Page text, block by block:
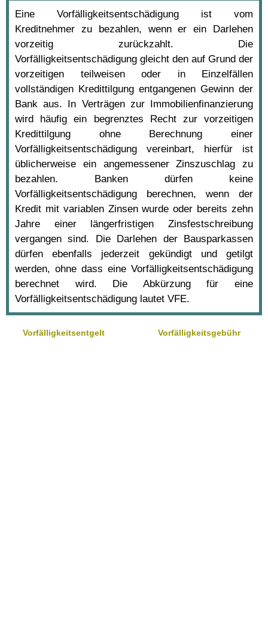
Eine Vorfälligkeitsentschädigung ist vom
Kreditnehmer zu bezahlen, wenn er ein Darlehen
vorzeitig zurückzahlt. Die
Vorfälligkeitsentschädigung gleicht den auf Grund der
vorzeitigen teilweisen oder in Einzelfällen
vollständigen Kredittilgung entgangenen Gewinn der
Bank aus. In Verträgen zur Immobilienfinanzierung
wird häufig ein begrenztes Recht zur vorzeitigen
Kredittilgung ohne Berechnung einer
Vorfälligkeitsentschädigung vereinbart, hierfür ist
üblicherweise ein angemessener Zinszuschlag zu
bezahlen. Banken dürfen keine
Vorfälligkeitsentschädigung berechnen, wenn der
Kredit mit variablen Zinsen wurde oder bereits zehn
Jahre einer längerfristigen Zinsfestschreibung
vergangen sind. Die Darlehen der Bausparkassen
dürfen ebenfalls jederzeit gekündigt und getilgt
werden, ohne dass eine Vorfälligkeitsentschädigung
berechnet wird. Die Abkürzung für eine
Vorfälligkeitsentschädigung lautet VFE.
Vorfälligkeitsentgelt Vorfälligkeitsgebühr